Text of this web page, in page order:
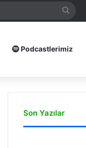
...
Podcastlerimiz
Son Yazılar